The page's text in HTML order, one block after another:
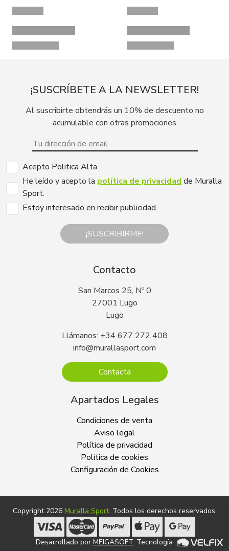
¡SUSCRÍBETE A LA NEWSLETTER!
Al suscribirte obtendrás un 10% de descuento no
acumulable con otras promociones
Acepto Politica Alta
He leído y acepto la política de privacidad de Muralla
Sport.
Estoy interesado en recibir publicidad.
¡SUSCRIBIRME!
Contacto
San Marcos 25, Nº 0
27001 Lugo
Lugo
Llámanos: +34 677 272 408
info@murallasport.com
Contacta
Apartados Legales
Condiciones de venta
Aviso legal
Política de privacidad
Política de cookies
Configuración de Cookies
Copyright 2026 Muralla Sport. Todos los derechos reservados.
Desarrollado por MEIGASOFT. Tecnología